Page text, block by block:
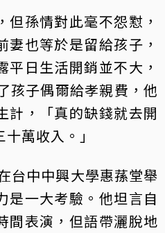
孫情對此毫不怨懟，
也等於是留給孩子，
日生活開銷並不大，
孩子偶爾給孝親費，他
計，「真的缺錢就去開
萬收入。」
台中中興大學惠蓀堂舉
是一大考驗。他坦言自
間表演，但語帶灑脫地